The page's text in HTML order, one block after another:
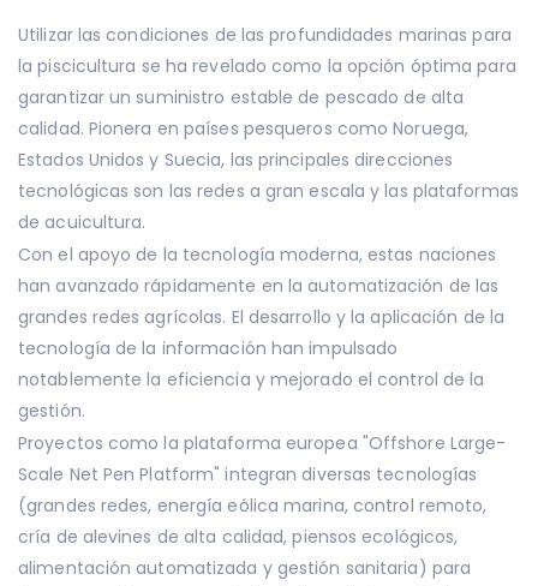
Utilizar las condiciones de las profundidades marinas para
la piscicultura se ha revelado como la opción óptima para
garantizar un suministro estable de pescado de alta
calidad. Pionera en países pesqueros como Noruega,
Estados Unidos y Suecia, las principales direcciones
tecnológicas son las redes a gran escala y las plataformas
de acuicultura.
Con el apoyo de la tecnología moderna, estas naciones
han avanzado rápidamente en la automatización de las
grandes redes agrícolas. El desarrollo y la aplicación de la
tecnología de la información han impulsado
notablemente la eficiencia y mejorado el control de la
gestión.
Proyectos como la plataforma europea "Offshore Large-
Scale Net Pen Platform" integran diversas tecnologías
(grandes redes, energía eólica marina, control remoto,
cría de alevines de alta calidad, piensos ecológicos,
alimentación automatizada y gestión sanitaria) para